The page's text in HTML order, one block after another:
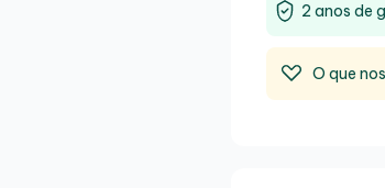
2 anos de
O que